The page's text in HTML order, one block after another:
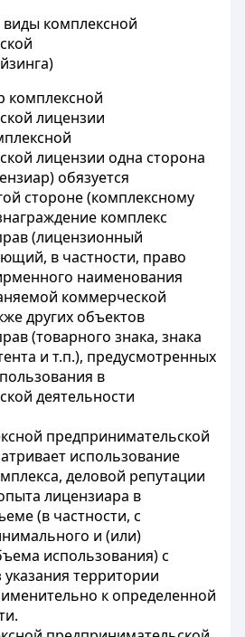
виды комплексной
комплексной
лицензии
лицензии одна сторона
обязуется
стороне (комплексному
комплекс
(лицензионный
в частности, право
наименования
коммерческой
других объектов
(товарного знака, знака
и т.п.), предусмотренных
в
деятельности
предпринимательской
использование
деловой репутации
лицензиара в
(в частности, с
и (или)
использования) с
территории
к определенной